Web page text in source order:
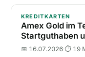
Amex Gold im
KREDITKARTEN
Amex Gold im
Startguthaben
📅 16.07.2026·⏱ 19